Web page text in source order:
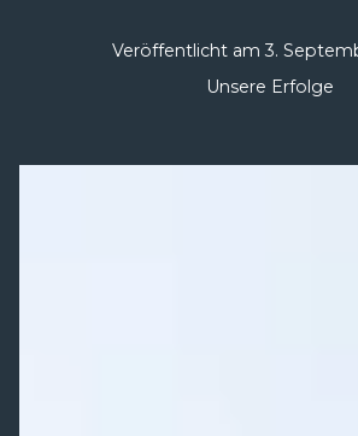
Veröffentlicht am3.
Unsere Erfolge